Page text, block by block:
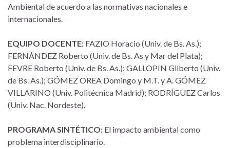
Ambiental de acuerdo a las normativas nacionales e
internacionales.
EQUIPO DOCENTE: FAZIO Horacio (Univ. de Bs. As.);
FERNÁNDEZ Roberto (Univ. de Bs. As y Mar del Plata);
FEVRE Roberto (Univ. de Bs. As.); GALLOPIN Gilberto (Univ.
de Bs. As.); GÓMEZ OREA Domingo y M.T. y A. GÓMEZ
VILLARINO (Univ. Politécnica Madrid); RODRÍGUEZ Carlos
(Univ. Nac. Nordeste).
PROGRAMA SINTÉTICO: El impacto ambiental como
problema interdisciplinario.